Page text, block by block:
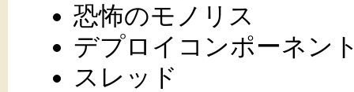
恐怖のモノリス
デプロイコンポーネン
スレッド